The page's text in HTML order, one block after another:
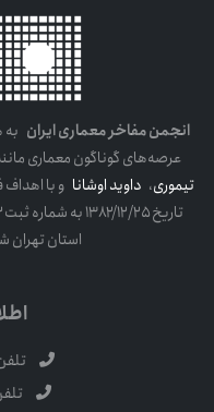
انجمن مفاخر معماری ایرانبه
عرصه‌های گوناگون معماری مانند
تیموری،داوید اوشاناو با اهداف
استان تهران
تلفن:
تلفن: